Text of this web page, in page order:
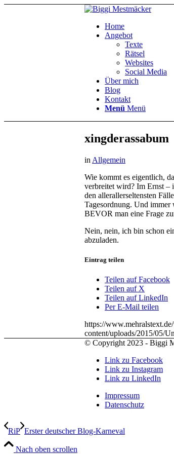
Home
Angebot
Texte
Rätsel
Websites
Social Media
Über mich
Blog
Kontakt
Menü Menü
xingderassabum
in Allgemein
Wie kommt es eigentlich,
verbreitet wird? Im Ernst –
den allerallerseltensten
Tagesordnung. Und immer
BEVOR man eine Frage
Nein, nein, ich bin schon
abzuladen.
Eintrag teilen
Teilen auf Facebook
Teilen auf X
Teilen auf LinkedIn
Per E-Mail teilen
https://
content/uploads/2015/05/
© Copyright 2023 - Biggi
Link zu Facebook
Link zu Instagram
Link zu LinkedIn
Impressum
Datenschutz
RiP Erster deutscher Blog-Karneval
Nach oben scrollen